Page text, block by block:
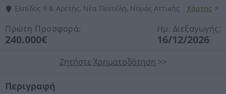
Ελπίδος 9 & Αρετής, Νέα Πεντέλη, Νομός Αττικής Χάρτης >
Πρώτη Προσφορά:
240.000€
Ημ. Διεξαγωγής:
16/12/2026
Ζητήστε Χρηματοδότηση >>
Περιγραφή